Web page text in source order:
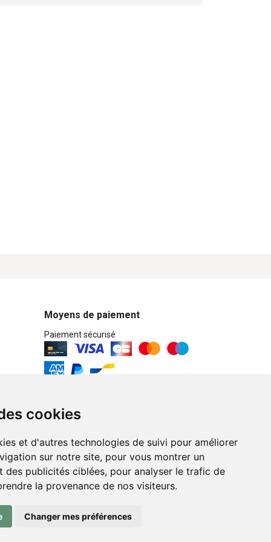
cookies
et d'autres technologies de suivi pour améliorer
sur notre site, pour vous montrer un
des publicités ciblées, pour analyser le trafic de
la provenance de nos visiteurs.
Changer mes préférences
Moyens de paiement
Paiement sécurisé
Retrait à la pharmacie en Click & Collect
Livraison cyclo-urbaines à Liège avec :
Service professionnel et écologique de
livraisons rapides et fiables.
ligne